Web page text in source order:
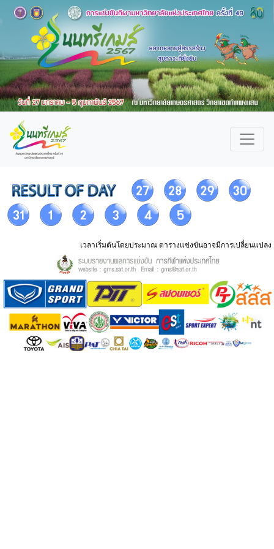
เวลาเริ่มตันโดยประมาณ ตารางแข่งขันอาจมีการเปลี่ยนแปลง